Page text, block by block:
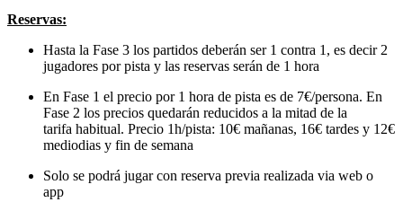
Reservas:
Hasta la Fase 3 los partidos deberán ser 1 contra 1, es decir 2
jugadores por pista y las reservas serán de 1 hora
En Fase 1 el precio por 1 hora de pista es de 7€/persona. En
Fase 2 los precios quedarán reducidos a la mitad de la
tarifa habitual. Precio 1h/pista: 10€ mañanas, 16€ tardes y 12€
mediodias y fin de semana
Solo se podrá jugar con reserva previa realizada via web o
app